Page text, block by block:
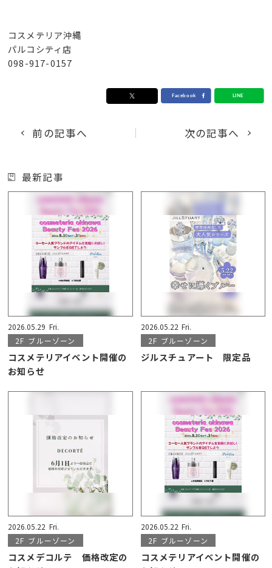
コスメテリア沖縄
パルコシティ店
098-917-0157
前の記事へ 次の記事へ
最新記事
2026.05.29 Fri.
2F ブルーゾーン
コスメテリアイベント開催の
お知らせ
2026.05.22 Fri.
2F ブルーゾーン
ジルスチュアート 限定品
2026.05.22 Fri.
2F ブルーゾーン
コスメデコルテ 価格改定の
2026.05.22 Fri.
2F ブルーゾーン
コスメテリアイベント開催の